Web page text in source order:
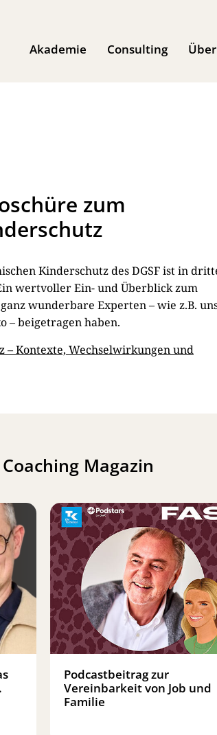
Akademie Consulting
zum
Kinderschutz des DGSF ist in
wertvoller Ein- und Überblick zum
wunderbare Experten – wie z.B.
– beigetragen haben.
– Kontexte, Wechselwirkungen und
Magazin
Podcastbeitrag zur
Vereinbarkeit von Job und
Familie